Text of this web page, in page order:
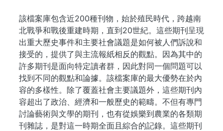
該檔案庫包含近200種刊物，始於殖民時代，跨越南
北戰爭和戰後重建時期，直到20世紀。這些期刊呈現
出重大歷史事件和主要社會議題是如何被人們訴說和
接受的，提供了與主流報紙相反的觀點。因為其中的
許多期刊是面向特定讀者群，因此對同一個問題可以
找到不同的觀點和論據。該檔案庫的最大優勢在於內
容的多樣性。除了覆蓋社會主要議題外，這些期刊內
容超出了政治、經濟和一般歷史的範疇。不但有專門
討論藝術與文學的期刊，也有從娛樂到農業的各類期
刊雜誌，是對這一時期全面且綜合的記錄。這些期刊